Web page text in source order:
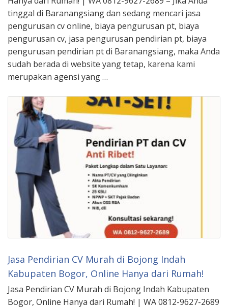
tinggal di Baranangsiang dan sedang mencari jasa
pengurusan cv online, biaya pengurusan pt, biaya
pengurusan cv, jasa pengurusan pendirian pt, biaya
pengurusan pendirian pt di Baranangsiang, maka Anda
sudah berada di website yang tetap, karena kami
merupakan agensi yang …
Jasa Pendirian CV Murah di Bojong Indah
Kabupaten Bogor, Online Hanya dari Rumah!
Jasa Pendirian CV Murah di Bojong Indah Kabupaten
Bogor, Online Hanya dari Rumah! | WA 0812-9627-2689